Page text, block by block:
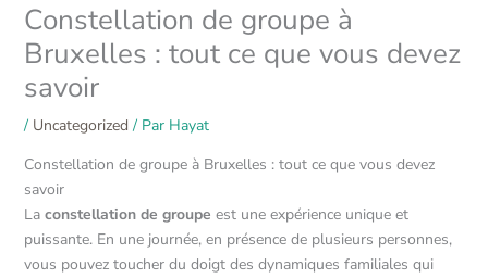
Constellation de groupe à
Bruxelles : tout ce que vous devez
savoir
/ Uncategorized / Par Hayat
Constellation de groupe à Bruxelles : tout ce que vous devez
savoir
La constellation de groupe est une expérience unique et
puissante. En une journée, en présence de plusieurs personnes,
vous pouvez toucher du doigt des dynamiques familiales qui